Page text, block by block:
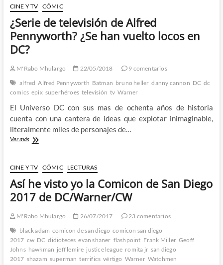
DC
(y
Warner):
a
mí
CINE Y TV CÓMIC
¿Serie de televisión de Alfred
Pennyworth? ¿Se han vuelto locos en
DC?
M'Rabo Mhulargo 22/05/2018
9 comentarios
alfred Alfred Pennyworth Batman bruno heller danny cannon DC dc
comics epix superhéroes televisión tv Warner
El Universo DC con sus mas de ochenta años de historia
cuenta con una cantera de ideas que explotar inimaginable,
literalmente miles de personajes de…
Ver más¿Serie
de
Alfred
Pennyworth?
¿Se
han
locos
en
DC?
CINE Y TV CÓMIC LECTURAS
Así he visto yo la Comicon de San Diego
2017 de DC/Warner/CW
M'Rabo Mhulargo 26/07/2017
23 comentarios
black adam comicon de san diego comicon san diego
2017 cw DC didioteces evan shaner flashpoint Frank Miller Geoff
Johns hawkman jeff lemire justice league romita jr san diego
2017 shazam superman terrifics vértigo Warner Watchmen